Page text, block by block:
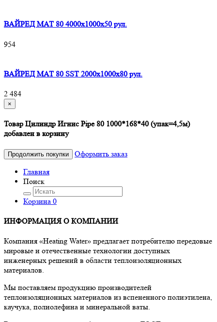
ВАЙРЕД МАТ 80 4000x1000x50 рул.
954
ВАЙРЕД МАТ 80 SST 2000x1000x80 рул.
2 484
×
Товар Цилиндр Игнис Pipe 80 1000*168*40 (упак=4,5м)
добавлен в корзину
Продолжить покупки
Оформить заказ
Главная
Поиск
Корзина 0
ИНФОРМАЦИЯ О КОМПАНИИ
Компания «Heating Water» предлагает потребителю передовые
мировые и отечественные технологии доступных
инженерных решений в области теплоизоляционных
материалов.
Мы поставляем продукцию производителей
теплоизоляционных материалов из вспененного полиэтилена,
каучука, полиолефина и минеральной ваты.